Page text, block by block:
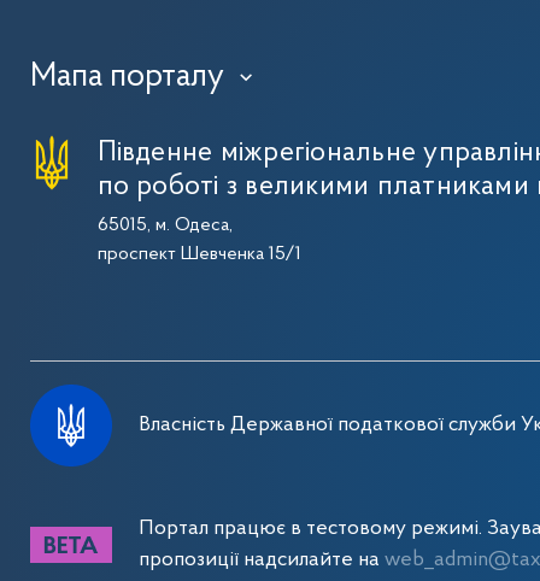
Мапа порталу ›
Південне міжрегіональне
по роботі з великими платниками
65015, м. Одеса,
проспект Шевченка 15/1
Власність Державної податкової служби
Портал працює в тестовому режимі.
пропозиції надсилайте на